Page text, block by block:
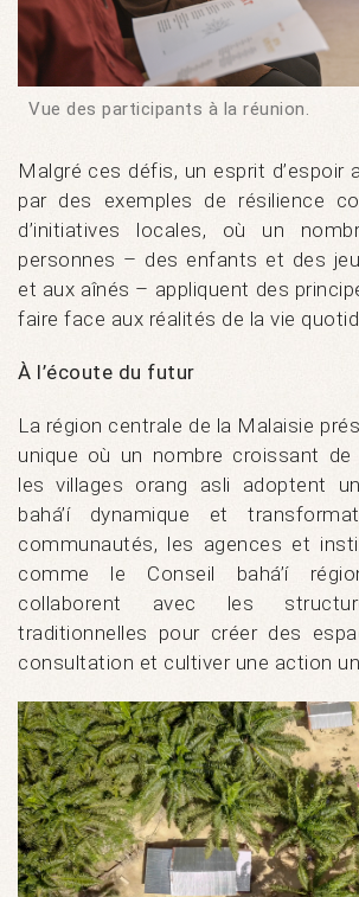
Vue des participants à la réunion.
Malgré ces défis, un esprit d’espoir
par des exemples de résilience
d’initiatives locales, où un
personnes – des enfants et des
et aux aînés – appliquent des
faire face aux réalités de la vie
À l’écoute du futur
La région centrale de la Malaisie
unique où un nombre croissant de
les villages orang asli adoptent
bahá’í dynamique et
communautés, les agences et
comme le Conseil bahá’í
collaborent avec les
traditionnelles pour créer des
consultation et cultiver une action